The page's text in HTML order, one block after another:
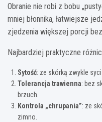
Obranie nie robi z bobu
mniej błonnika, łatwiejsze
zjedzenia większej porcji
Najbardziej praktyczne
Sytość: ze skórką zwykle syci
Tolerancja trawienna: bez
brzuch.
Kontrola „chrupania”: ze
zimno.